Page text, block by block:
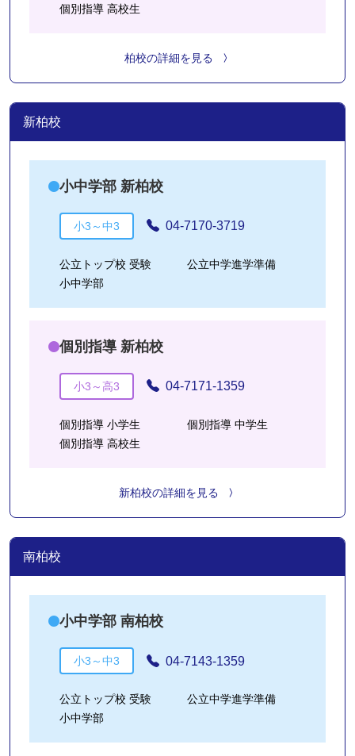
個別指導 高校生
柏校の詳細を見る
新柏校
小中学部 新柏校
小3～中3 04-7170-3719
公立トップ校 受験
公立中学進学準備
小中学部
個別指導 新柏校
小3～高3 04-7171-1359
個別指導 小学生
個別指導 中学生
個別指導 高校生
新柏校の詳細を見る
南柏校
小中学部 南柏校
小3～中3 04-7143-1359
公立トップ校 受験
公立中学進学準備
小中学部